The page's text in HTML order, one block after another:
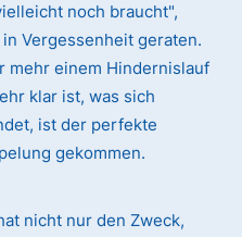
noch braucht",
Vergessenheit geraten.
mehr einem Hindernislauf
klar ist, was sich
ist der perfekte
gekommen.
nicht nur den Zweck,